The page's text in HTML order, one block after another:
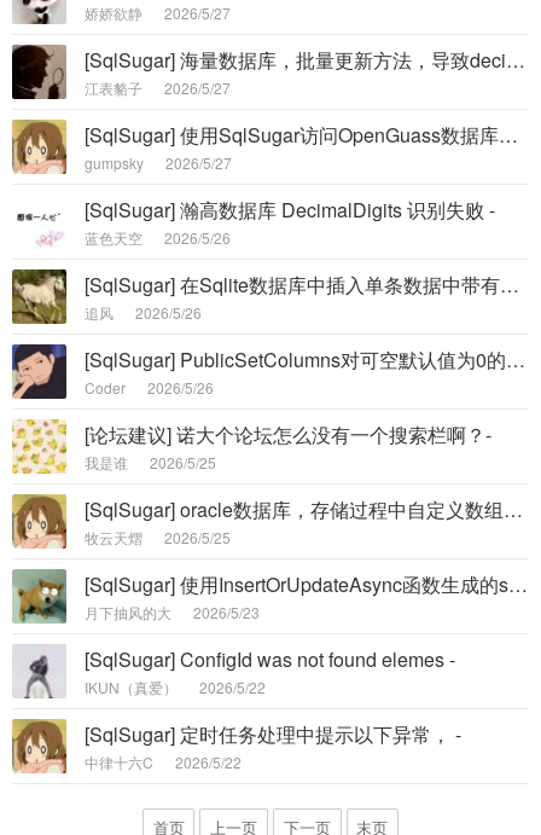
娇娇欲静 2026/5/27
[SqlSugar] 海量数据库，批量更新方法，导致decimal精度丢失问题 -
江表貉子 2026/5/27
[SqlSugar] 使用SqlSugar访问OpenGuass数据库出现的异常问题，请大神过来。。。 -
gumpsky 2026/5/27
[SqlSugar] 瀚高数据库 DecimalDigits 识别失败 -
蓝色天空 2026/5/26
[SqlSugar] 在Sqlite数据库中插入单条数据中带有double.NaN值报错 -
追风 2026/5/26
[SqlSugar] PublicSetColumns对可空默认值为0的字段的更新，使用方法求告知 -
Coder 2026/5/26
[论坛建议] 诺大个论坛怎么没有一个搜索栏啊？-
我是谁 2026/5/25
[SqlSugar] oracle数据库，存储过程中自定义数组类型怎么传参 -
牧云天熠 2026/5/25
[SqlSugar] 使用InsertOrUpdateAsync函数生成的sql存在语法错误 -
月下抽风的大 2026/5/23
[SqlSugar] ConfigId was not found elemes -
IKUN（真爱） 2026/5/22
[SqlSugar] 定时任务处理中提示以下异常， -
中律十六C 2026/5/22
首页 上一页 下一页 末页